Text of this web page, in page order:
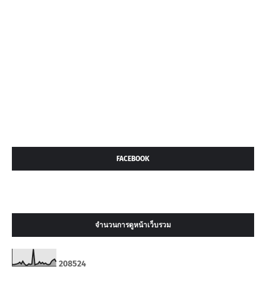
FACEBOOK
จำนวนการดูหน้าเว็บรวม
208524